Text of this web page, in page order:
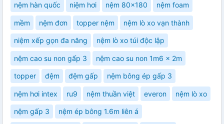
nệm hàn quốc niệm hơi nệm 80x180 nệm foam
mềm nệm đơn topper nệm nệm lò xo vạn thành
niệm xếp gọn đa năng nệm lò xo túi độc lập
nệm cao su non gấp 3 nệm cao su non 1m6 x 2m
topper đệm đệm gấp nệm bông ép gấp 3
nệm hơi intex ru9 nệm thuần việt everon nệm lò xo
nệm gấp 3 nệm ép bông 1.6m liên á